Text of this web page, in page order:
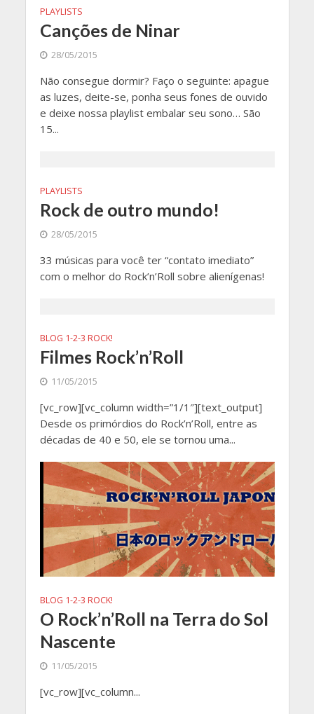
PLAYLISTS
Canções de Ninar
28/05/2015
Não consegue dormir? Faço o seguinte: apague
as luzes, deite-se, ponha seus fones de ouvido
e deixe nossa playlist embalar seu sono… São
15...
PLAYLISTS
Rock de outro mundo!
28/05/2015
33 músicas para você ter “contato imediato”
com o melhor do Rock’n’Roll sobre alienígenas!
BLOG 1-2-3 ROCK!
Filmes Rock’n’Roll
11/05/2015
[vc_row][vc_column width=”1/1″][text_output]
Desde os primórdios do Rock’n’Roll, entre as
décadas de 40 e 50, ele se tornou uma...
BLOG 1-2-3 ROCK!
O Rock’n’Roll na Terra do Sol
Nascente
11/05/2015
[vc_row][vc_column...